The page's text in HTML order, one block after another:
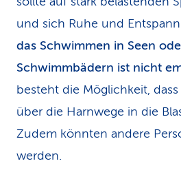
und sich Ruhe und
das Schwimmen in Seen
Schwimmbä­dern ist nicht
besteht die Möglichkeit,
über die Harnwege in die
Zudem könnten andere
werden.